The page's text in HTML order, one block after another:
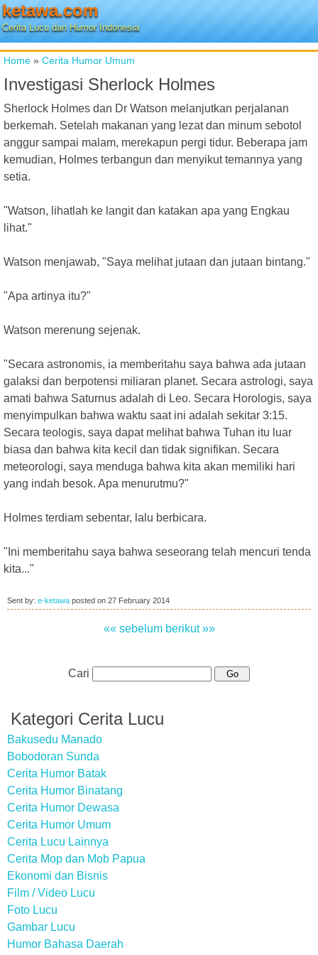
ketawa.com
Cerita Lucu dan Humor Indonesia
Home » Cerita Humor Umum
Investigasi Sherlock Holmes
Sherlock Holmes dan Dr Watson melanjutkan perjalanan
berkemah. Setelah makanan yang lezat dan minum sebotol
anggur sampai malam, merekapun pergi tidur. Beberapa jam
kemudian, Holmes terbangun dan menyikut temannya yang
setia.
"Watson, lihatlah ke langit dan katakan apa yang Engkau
lihat."
Watson menjawab, "Saya melihat jutaan dan jutaan bintang."
"Apa artinya itu?"
Watson merenung sejenak.
"Secara astronomis, ia memberitahu saya bahwa ada jutaan
galaksi dan berpotensi miliaran planet. Secara astrologi, saya
amati bahwa Saturnus adalah di Leo. Secara Horologis, saya
menyimpulkan bahwa waktu saat ini adalah sekitar 3:15.
Secara teologis, saya dapat melihat bahwa Tuhan itu luar
biasa dan bahwa kita kecil dan tidak signifikan. Secara
meteorologi, saya menduga bahwa kita akan memiliki hari
yang indah besok. Apa menurutmu?"
Holmes terdiam sebentar, lalu berbicara.
"Ini memberitahu saya bahwa seseorang telah mencuri tenda
kita..."
Sent by: e-ketawa posted on 27 February 2014
«« sebelum berikut »»
Cari
Kategori Cerita Lucu
Bakusedu Manado
Bobodoran Sunda
Cerita Humor Batak
Cerita Humor Binatang
Cerita Humor Dewasa
Cerita Humor Umum
Cerita Lucu Lainnya
Cerita Mop dan Mob Papua
Ekonomi dan Bisnis
Film / Video Lucu
Foto Lucu
Gambar Lucu
Humor Bahasa Daerah